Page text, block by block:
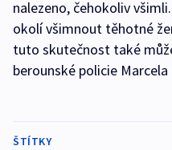
nalezeno, čehokoliv
okolí všimnout těhotné
tuto skutečnost také
berounské policie
ŠTÍTKY